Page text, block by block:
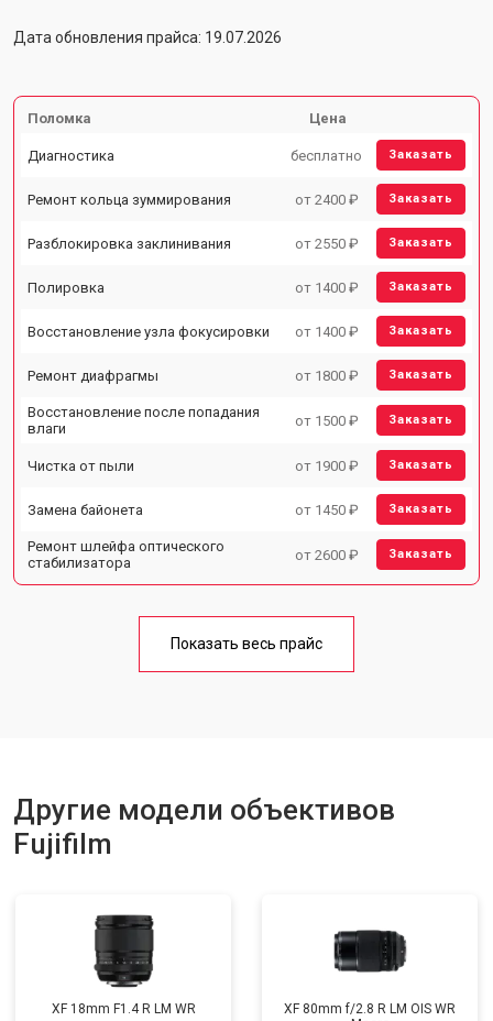
Дата обновления прайса: 19.07.2026
Поломка Цена
Диагностика бесплатно Заказать
Ремонт кольца зуммирования от 2400 ₽ Заказать
Разблокировка заклинивания от 2550 ₽ Заказать
Полировка от 1400 ₽ Заказать
Восстановление узла фокусировки от 1400 ₽ Заказать
Ремонт диафрагмы от 1800 ₽ Заказать
Восстановление после попадания
влаги
от 1500 ₽ Заказать
Чистка от пыли от 1900 ₽ Заказать
Замена байонета от 1450 ₽ Заказать
Ремонт шлейфа оптического
стабилизатора
от 2600 ₽ Заказать
Показать весь прайс
Другие модели объективов
Fujifilm
XF 18mm F1.4 R LM WR
XF 80mm f/2.8 R LM OIS WR